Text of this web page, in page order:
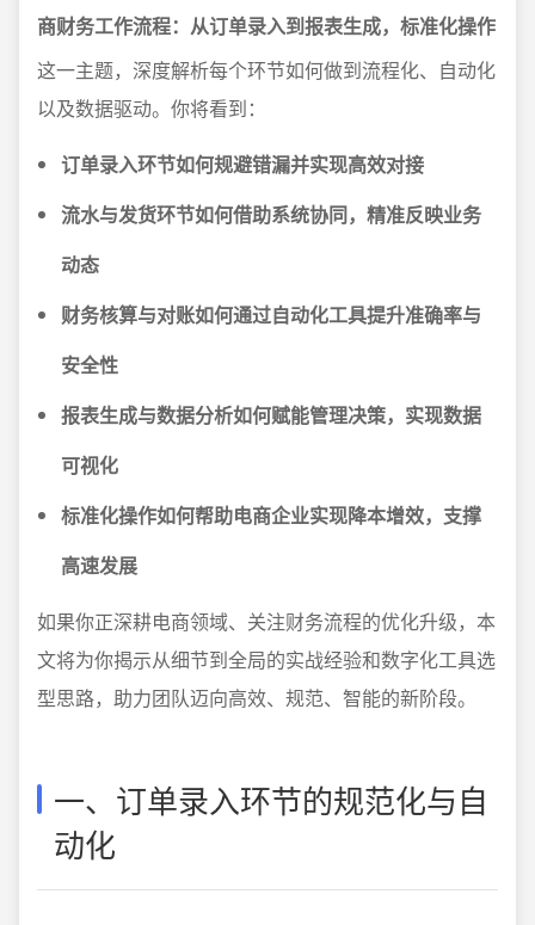
商财务工作流程：从订单录入到报表生成，标准化操作
这一主题，深度解析每个环节如何做到流程化、自动化
以及数据驱动。你将看到：
订单录入环节如何规避错漏并实现高效对接
流水与发货环节如何借助系统协同，精准反映业务
动态
财务核算与对账如何通过自动化工具提升准确率与
安全性
报表生成与数据分析如何赋能管理决策，实现数据
可视化
标准化操作如何帮助电商企业实现降本增效，支撑
高速发展
如果你正深耕电商领域、关注财务流程的优化升级，本
文将为你揭示从细节到全局的实战经验和数字化工具选
型思路，助力团队迈向高效、规范、智能的新阶段。
一、订单录入环节的规范化与自
动化